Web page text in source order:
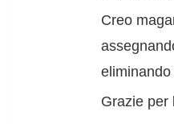
Creo
Grazie per